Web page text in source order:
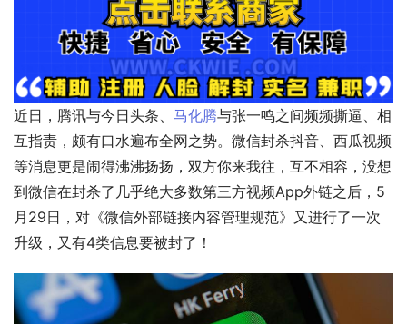
近日，腾讯与今日头条、 马化腾与张一鸣之间频频撕逼、相
互指责，颇有口水遍布全网之势。微信封杀抖音、西瓜视频
等消息更是闹得沸沸扬扬，双方你来我往，互不相容，没想
到微信在封杀了几乎绝大多数第三方视频App外链之后，5
月29日，对《微信外部链接内容管理规范》又进行了一次
升级，又有4类信息要被封了！